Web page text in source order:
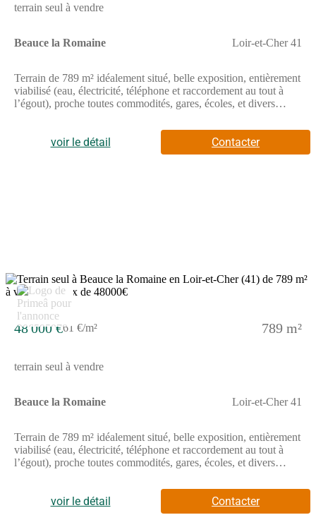
terrain seul à vendre
Beauce la Romaine Loir-et-Cher 41
Terrain de 789 m² idéalement situé, belle exposition, entièrement
viabilisé (eau, électricité, téléphone et raccordement au tout à
l’égout), proche toutes commodités, gares, écoles, et divers
d'agence et de notaire à la charge de l'acquéreur. Ce terrain vous
est proposé, par nos partenaires fonciers, dans le cadre d'un
projet de construction avec nous. Les informations sur les
voir le détail Contacter
48 000 €61 €/m² 789 m²
terrain seul à vendre
Beauce la Romaine Loir-et-Cher 41
Terrain de 789 m² idéalement situé, belle exposition, entièrement
viabilisé (eau, électricité, téléphone et raccordement au tout à
l’égout), proche toutes commodités, gares, écoles, et divers
d'agence et de notaire à la charge de l'acquéreur. Ce terrain vous
est proposé, par nos partenaires fonciers, dans le cadre d'un
projet de construction avec nous. Les informations sur les
voir le détail Contacter